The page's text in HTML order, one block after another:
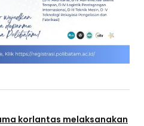
korlantas melaksanakan